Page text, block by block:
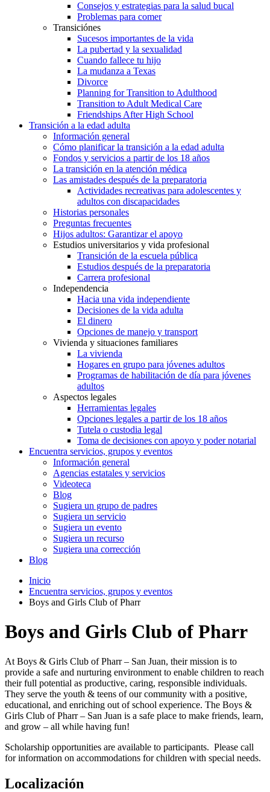
Consejos y estrategias para la salud bucal
Problemas para comer
Transiciónes
Sucesos importantes de la vida
La pubertad y la sexualidad
Cuando fallece tu hijo
La mudanza a Texas
Divorce
Planning for Transition to Adulthood
Transition to Adult Medical Care
Friendships After High School
Transición a la edad adulta
Información general
Cómo planificar la transición a la edad adulta
Fondos y servicios a partir de los 18 años
La transición en la atención médica
Las amistades después de la preparatoria
Actividades recreativas para adolescentes y
adultos con discapacidades
Historias personales
Preguntas frecuentes
Hijos adultos: Garantizar el apoyo
Estudios universitarios y vida profesional
Transición de la escuela pública
Estudios después de la preparatoria
Carrera profesional
Independencia
Hacia una vida independiente
Decisiones de la vida adulta
El dinero
Opciones de manejo y transport
Vivienda y situaciones familiares
La vivienda
Hogares en grupo para jóvenes adultos
Programas de habilitación de día para jóvenes
adultos
Aspectos legales
Herramientas legales
Opciones legales a partir de los 18 años
Tutela o custodia legal
Toma de decisiones con apoyo y poder notarial
Encuentra servicios, grupos y eventos
Información general
Agencias estatales y servicios
Videoteca
Blog
Sugiera un grupo de padres
Sugiera un servicio
Sugiera un evento
Sugiera un recurso
Sugiera una corrección
Blog
Inicio
Encuentra servicios, grupos y eventos
Boys and Girls Club of Pharr
Boys and Girls Club of Pharr
At Boys & Girls Club of Pharr – San Juan, their mission is to
provide a safe and nurturing environment to enable children to reach
their full potential as productive, caring, responsible individuals.
They serve the youth & teens of our community with a positive,
educational, and enriching out of school experience. The Boys &
Girls Club of Pharr – San Juan is a safe place to make friends, learn,
and grow – all while having fun!
Scholarship opportunities are available to participants. Please call
for information on accommodations for children with special needs.
Localización